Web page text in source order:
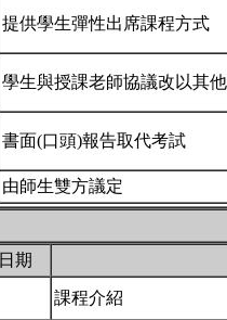
提供學生彈性出席課程方式
學生與授課老師協議改以其
書面(口頭)報告取代考試
由師生雙方議定
日期
課程介紹